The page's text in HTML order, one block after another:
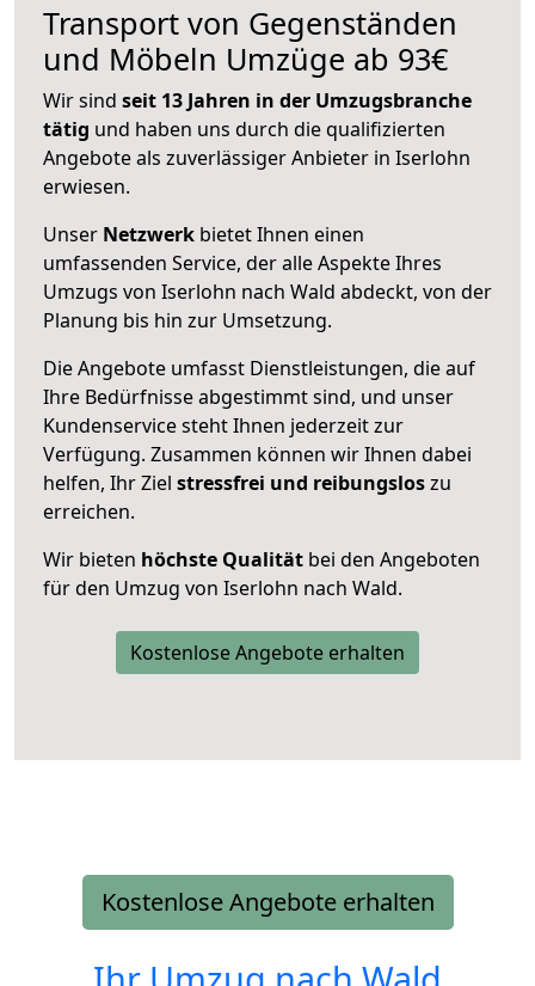
Transport von Gegenständen
und Möbeln Umzüge ab 93€
Wir sind seit 13 Jahren in der Umzugsbranche
tätig und haben uns durch die qualifizierten
Angebote als zuverlässiger Anbieter in Iserlohn
erwiesen.
Unser Netzwerk bietet Ihnen einen
umfassenden Service, der alle Aspekte Ihres
Umzugs von Iserlohn nach Wald abdeckt, von der
Planung bis hin zur Umsetzung.
Die Angebote umfasst Dienstleistungen, die auf
Ihre Bedürfnisse abgestimmt sind, und unser
Kundenservice steht Ihnen jederzeit zur
Verfügung. Zusammen können wir Ihnen dabei
helfen, Ihr Ziel stressfrei und reibungsloszu
erreichen.
Wir bieten höchste Qualität bei den Angeboten
für den Umzug von Iserlohn nach Wald.
Kostenlose Angebote erhalten
Kostenlose Angebote erhalten